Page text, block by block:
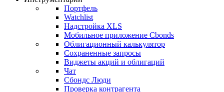
Откройте глобальную базу данных
Получить доступ
Инструментарий
Портфель
Watchlist
Надстройка XLS
Мобильное приложение Cbonds
Облигационный калькулятор
Сохраненные запросы